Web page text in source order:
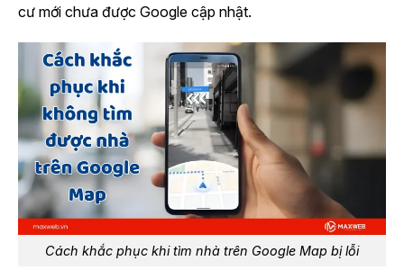
cư mới chưa được Google cập nhật.
Cách khắc phục khi tìm nhà trên Google Map bị lỗi